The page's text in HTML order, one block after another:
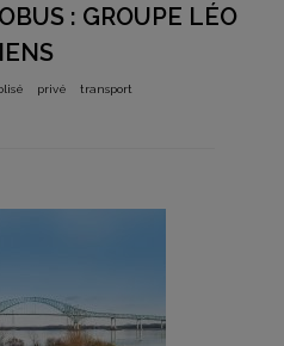
: GROUPE LÉO
privé transport